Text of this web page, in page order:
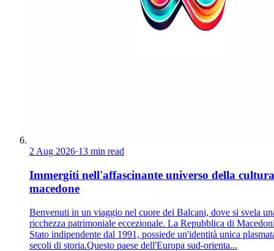
2 Aug 2026·13 min read
Immergiti nell'affascinante universo della cultura
macedone
Benvenuti in un viaggio nel cuore dei Balcani, dove si svela
ricchezza patrimoniale eccezionale. La Repubblica di
Stato indipendente dal 1991, possiede un'identità unica
secoli di storia.Questo paese dell'Europa sud-orienta...